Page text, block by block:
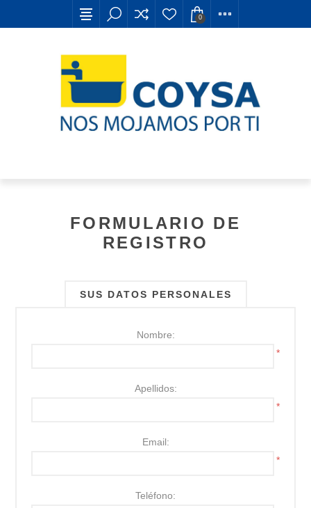
0
FORMULARIO DE
REGISTRO
SUS DATOS PERSONALES
Nombre:
*
Apellidos:
*
Email:
*
Teléfono: